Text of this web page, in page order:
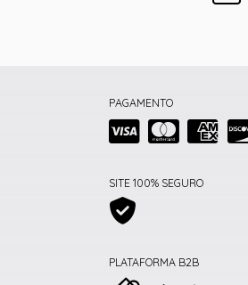
PAGAMENTO
SITE 100% SEGURO
PLATAFORMA B2B